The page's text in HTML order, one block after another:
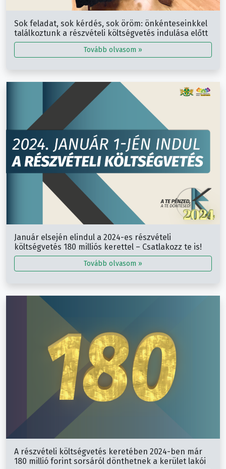
Sok feladat, sok kérdés, sok öröm: önkénteseinkkel
találkoztunk a részvételi költségvetés indulása előtt
Tovább olvasom »
Január elsején elindul a 2024-es részvételi
költségvetés 180 milliós kerettel – Csatlakozz te is!
Tovább olvasom »
A részvételi költségvetés keretében 2024-ben már
180 millió forint sorsáról dönthetnek a kerület lakói